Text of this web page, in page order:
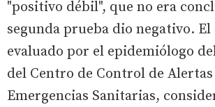
"positivo débil", que no era
segunda prueba dio negativo. El
evaluado por el epidemiólogo
del Centro de Control de Alertas
Emergencias Sanitarias,